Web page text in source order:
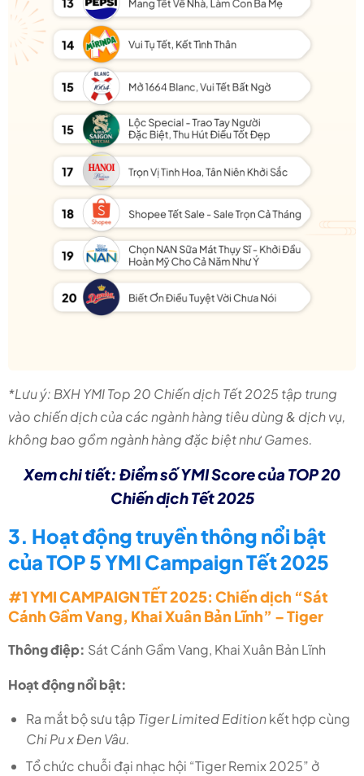
*Lưu ý: BXH YMI Top 20 Chiến dịch Tết 2025 tập trung
vào chiến dịch của các ngành hàng tiêu dùng & dịch vụ,
không bao gồm ngành hàng đặc biệt như Games.
Xem chi tiết: Điểm số YMI Score của TOP 20
Chiến dịch Tết 2025
3. Hoạt động truyền thông nổi bật
của TOP 5 YMI Campaign Tết 2025
#1 YMI CAMPAIGN TẾT 2025: Chiến dịch “Sát
Cánh Gầm Vang, Khai Xuân Bản Lĩnh” – Tiger
Thông điệp: Sát Cánh Gầm Vang, Khai Xuân Bản Lĩnh
Hoạt động nổi bật:
Ra mắt bộ sưu tập Tiger Limited Editionkết hợp cùng
Chi Pu x Đen Vâu.
Tổ chức chuỗi đại nhạc hội “Tiger Remix 2025” ở